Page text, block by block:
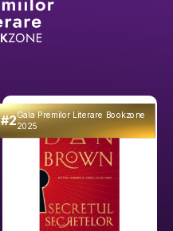
#2Gala Premilor Literare Bookzone
2025